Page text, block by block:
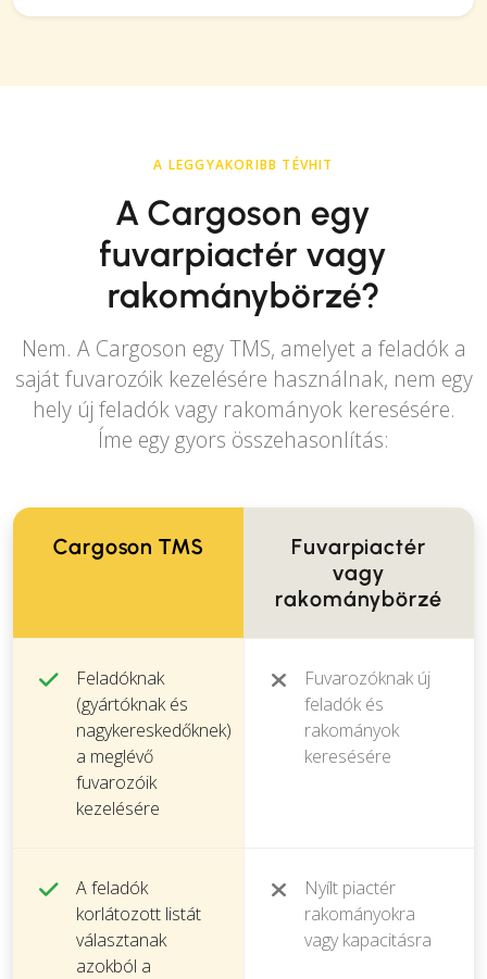
A LEGGYAKORIBB TÉVHIT
A Cargoson egy
fuvarpiactér vagy
rakománybörzé?
Nem. A Cargoson egy TMS, amelyet a feladók a
saját fuvarozóik kezelésére használnak, nem egy
hely új feladók vagy rakományok keresésére.
Íme egy gyors összehasonlítás:
Cargoson TMS
Fuvarpiactér
vagy
rakománybörzé
Feladóknak
(gyártóknak és
nagykereskedőknek)
a meglévő
fuvarozóik
kezelésére
Fuvarozóknak új
feladók és
rakományok
keresésére
A feladók
korlátozott listát
választanak
azokból a
Nyílt piactér
rakományokra
vagy kapacitásra